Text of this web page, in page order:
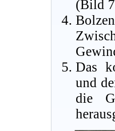
(Bild
Das
und
die